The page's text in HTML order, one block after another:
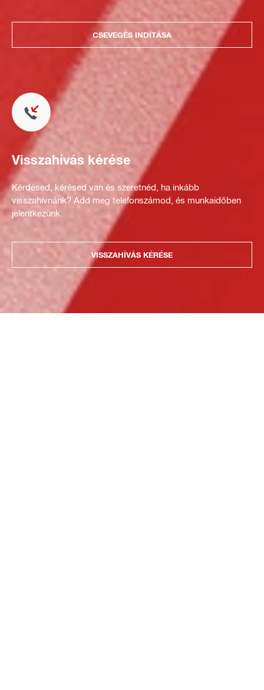
CSEVEGÉS INDÍTÁSA
Visszahívás kérése
Kérdésed, kérésed van és szeretnéd, ha inkább
visszahívnánk? Add meg telefonszámod, és munkaidőben
jelentkezünk.
VISSZAHÍVÁS KÉRÉSE